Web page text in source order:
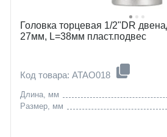
Головка торцевая 1/2"DR
27мм, L=38мм пласт.подвес
Код товара: ATAO018
Длина, мм
Размер, мм